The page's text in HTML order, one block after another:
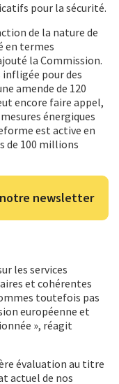
pour la sécurité.
de la nature de
en termes
la Commission.
infligée pour des
amende de 120
encore faire appel,
énergiques
est active en
de 100 millions
newsletter
les services
et cohérentes
toutefois pas
européenne et
», réagit
évaluation au titre
actuel de nos